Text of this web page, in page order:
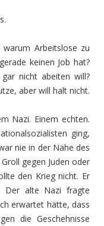
Arbeitslose zu
keinen Job hat?
nicht abeiten will?
aber will halt nicht.
Nazi. Einem echten.
ging,
nie in der Nähe des
gegen Juden oder
den Krieg nicht. Er
Der alte Nazi fragte
erwartet hätte, dass
die Geschehnisse